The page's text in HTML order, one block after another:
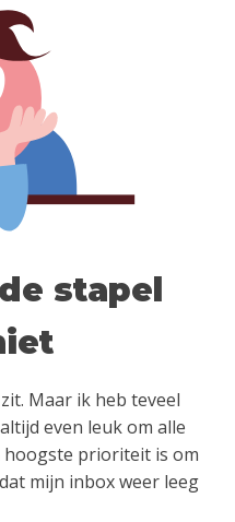
stapel
Maar ik heb teveel
even leuk om alle
prioriteit is om
mijn inbox weer leeg